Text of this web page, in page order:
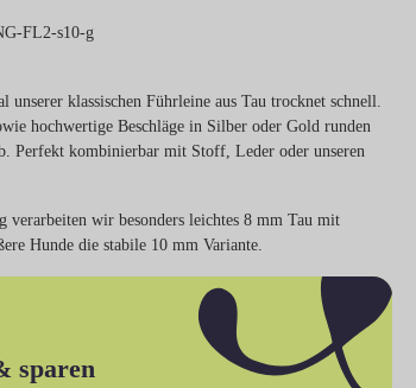
FL2-s10-g
unserer klassischen Führleine aus Tau trocknet schnell.
hochwertige Beschläge in Silber oder Gold runden
Perfekt kombinierbar mit Stoff, Leder oder unseren
verarbeiten wir besonders leichtes 8 mm Tau mit
Hunde die stabile 10 mm Variante.
sparen